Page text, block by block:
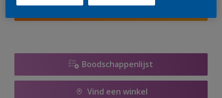
Voeg toe aan winkelwagen
Boodschappenlijst
Vind een winkel